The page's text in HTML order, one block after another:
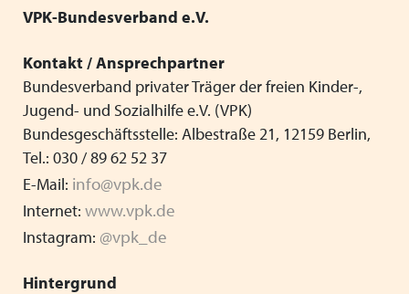
VPK-Bundesverband e.V.
Kontakt / Ansprechpartner
Bundesverband privater Träger der freien Kinder-,
Jugend- und Sozialhilfe e.V. (VPK)
Bundesgeschäftsstelle: Albestraße 21, 12159 Berlin,
Tel.: 030 / 89 62 52 37
E-Mail: info@vpk.de
Internet: www.vpk.de
Instagram: @vpk_de
Hintergrund